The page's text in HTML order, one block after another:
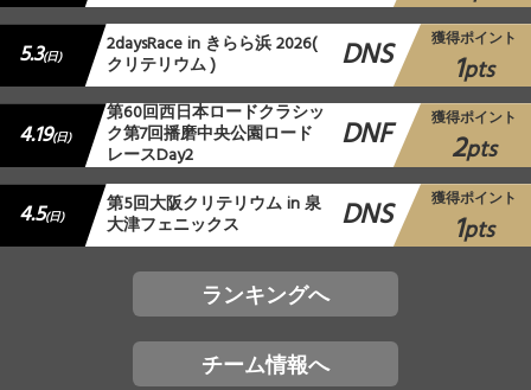
5.3(日) 2daysRace in きらら浜 2026(
クリテリウム ) DNS 獲得ポイント
1pts
4.19(日)
第60回西日本ロードクラシッ
ク第7回播磨中央公園ロード
レースDay2 DNF 獲得ポイント
2pts
4.5(日) 第5回大阪クリテリウム in 泉
大津フェニックス DNS 獲得ポイント
1pts
ランキングへ
チーム情報へ